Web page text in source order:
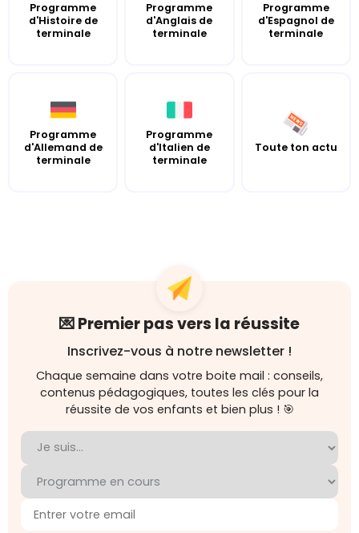
Programme
d'Histoire de
terminale
Programme
d'Anglais de
terminale
Programme
d'Espagnol de
terminale
Programme
d'Allemand de
terminale
Programme
d'Italien de
terminale
Toute ton actu
💌 Premier pas vers la réussite
Inscrivez-vous à notre newsletter !
Chaque semaine dans votre boite mail : conseils,
contenus pédagogiques, toutes les clés pour la
réussite de vos enfants et bien plus ! 🎯